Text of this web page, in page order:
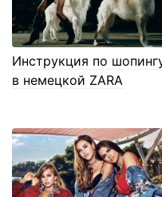
Инструкция по
в немецкой ZARA